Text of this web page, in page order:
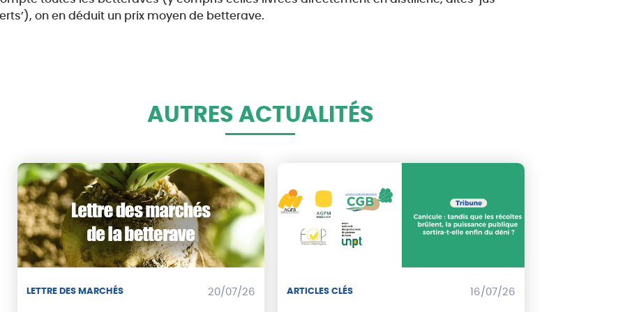
on en déduit un prix moyen de betterave.
AUTRES ACTUALITÉS
LETTRE DES MARCHÉS 20/07/26 ARTICLES CLÉS 16/07/26